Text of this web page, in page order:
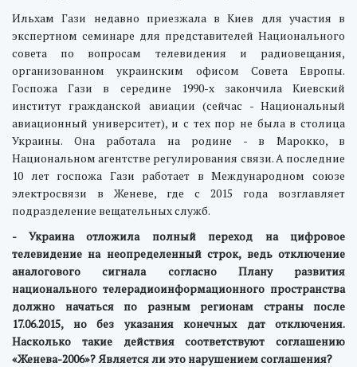
Ильхам Гази недавно приезжала в Киев для участия в
экспертном семинаре для представителей Национального
совета по вопросам телевидения и радиовещания,
организованном украинским офисом Совета Европы.
Госпожа Гази в середине 1990-х закончила Киевский
институт гражданской авиации (сейчас - Национальный
авиационный университет), и с тех пор не была в столица
Украины. Она работала на родине - в Марокко, в
Национальном агентстве регулирования связи. А последние
10 лет госпожа Гази работает в Международном союзе
электросвязи в Женеве, где с 2015 года возглавляет
подразделение вещательных служб.
- Украина отложила полный переход на цифровое
телевидение на неопределенный строк, ведь отключение
аналогового сигнала согласно Плану развития
национального телерадиоинформационного пространства
должно начаться по разным регионам страны после
17.06.2015, но без указания конечных дат отключения.
Насколько такие действия соответствуют соглашению
«Женева-2006»? Является ли это нарушением соглашения?